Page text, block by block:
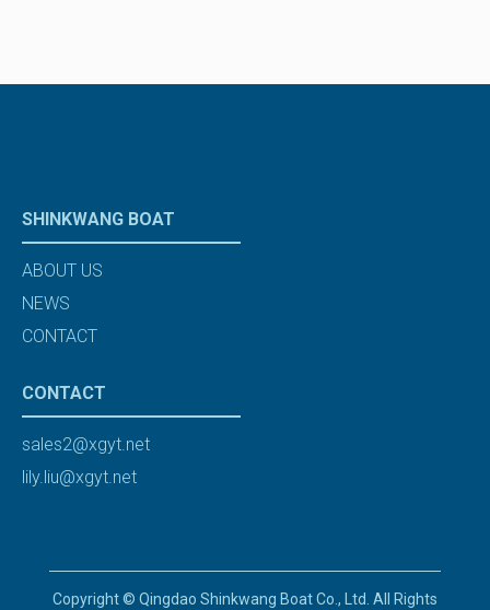
SHINKWANG BOAT
ABOUT US
NEWS
CONTACT
CONTACT
sales2@xgyt.net
lily.liu@xgyt.net
Copyright © Qingdao Shinkwang Boat Co., Ltd. All Rights